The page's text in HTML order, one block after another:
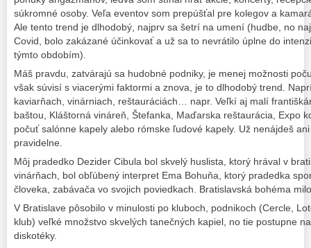
súkromné osoby. Veľa eventov som prepúšťal pre kolegov a
Ale tento trend je dlhodobý, najprv sa šetrí na umení (hudbe, no
Covid, bolo zakázané účinkovať a už sa to nevrátilo úplne do
týmto obdobím).
Máš pravdu, zatvárajú sa hudobné podniky, je menej možnosti
však súvisí s viacerými faktormi a znova, je to dlhodobý trend.
kaviarňach, vinárniach, reštauráciách… napr. Veľkí aj malí
baštou, Kláštorná vináreň, Štefanka, Maďarska reštaurácia, Expo
počuť salónne kapely alebo rómske ľudové kapely. Už nenájdeš
pravidelne.
Môj pradedko Dezider Cibula bol skvelý huslista, ktorý hrával v
vinárňach, bol obľúbený interpret Ema Bohuňa, ktorý pradedka
človeka, zabávača vo svojich poviedkach. Bratislavská bohéma
V Bratislave pôsobilo v minulosti po kluboch, podnikoch (Cercle,
klub) veľké množstvo skvelých tanečných kapiel, no tie postupne
diskotéky.